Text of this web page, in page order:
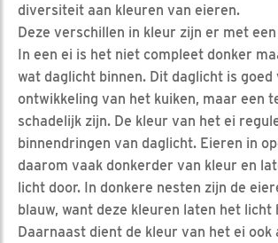
diversiteit aan kleuren van eieren.
Deze verschillen in kleur zijn er met
In een ei is het niet compleet donker
wat daglicht binnen. Dit daglicht is goed
ontwikkeling van het kuiken, maar een
schadelijk zijn. De kleur van het ei
binnendringen van daglicht. Eieren in
daarom vaak donkerder van kleur en
licht door. In donkere nesten zijn de
blauw, want deze kleuren laten het licht
Daarnaast dient de kleur van het ei ook